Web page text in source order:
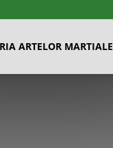
ARTELOR MARTIALE